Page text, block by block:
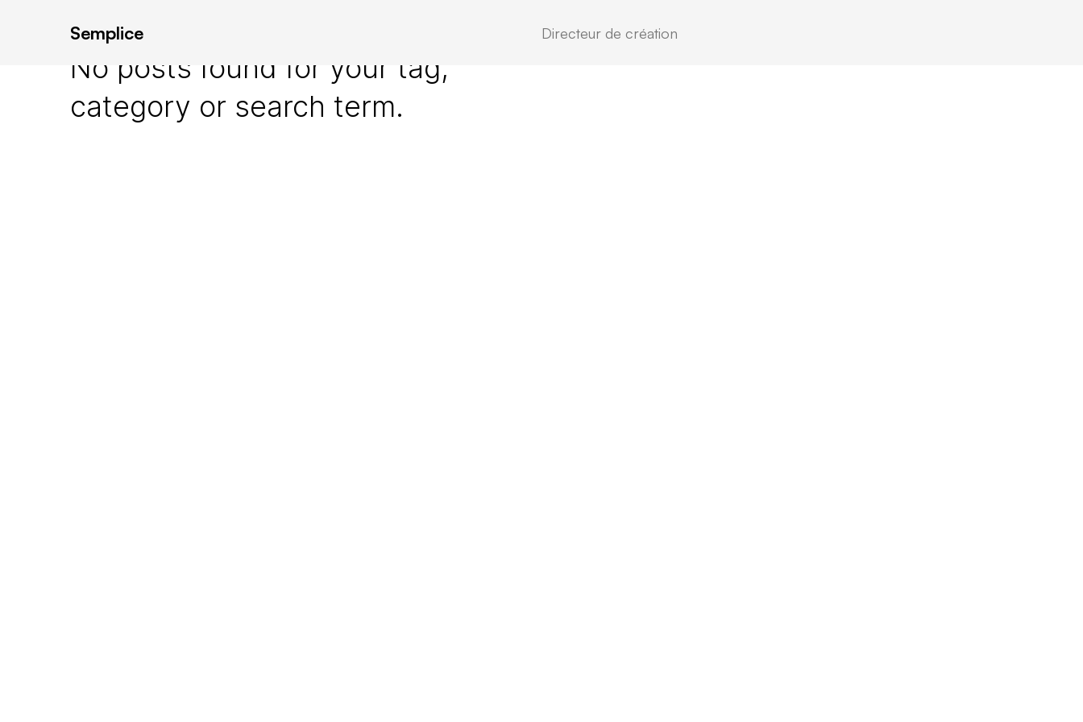
Semplice Directeur de création
No posts found for your tag,
category or search term.